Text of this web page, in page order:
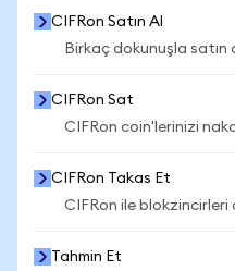
CIFRon Satın Al
Birkaç dokunuşla satın
CIFRon Sat
CIFRon coin'lerinizi
CIFRon Takas Et
CIFRon ile blokzincirleri
Tahmin Et